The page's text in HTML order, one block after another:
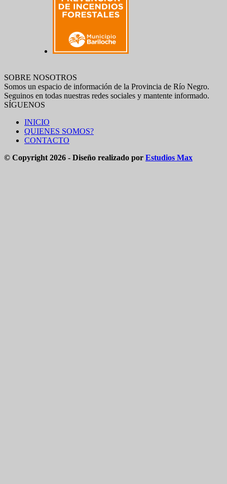
SOBRE NOSOTROS
Somos un espacio de información de la Provincia de Río Negro.
Seguinos en todas nuestras redes sociales y mantente informado.
SÍGUENOS
INICIO
QUIENES SOMOS?
CONTACTO
© Copyright 2026 - Diseño realizado por Estudios Max